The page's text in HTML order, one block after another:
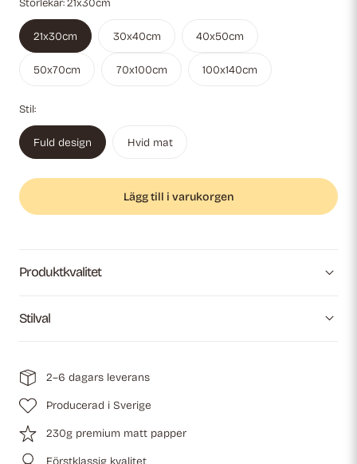
Storlekar:21x30cm
21x30cm 30x40cm 40x50cm
50x70cm 70x100cm 100x140cm
Stil:
Fuld design Hvid mat
Lägg till i varukorgen
Produktkvalitet
Stilval
2–6 dagars leverans
Producerad i Sverige
230g premium matt papper